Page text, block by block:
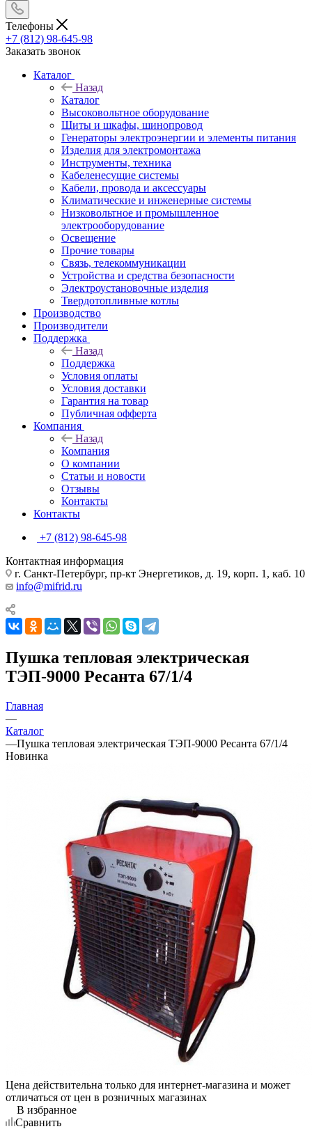
Телефоны
+7 (812) 98-645-98
Заказать звонок
Каталог
Назад
Каталог
Высоковольтное оборудование
Щиты и шкафы, шинопровод
Генераторы электроэнергии и элементы питания
Изделия для электромонтажа
Инструменты, техника
Кабеленесущие системы
Кабели, провода и аксессуары
Климатические и инженерные системы
Низковольтное и промышленное
электрооборудование
Освещение
Прочие товары
Связь, телекоммуникации
Устройства и средства безопасности
Электроустановочные изделия
Твердотопливные котлы
Производство
Производители
Поддержка
Назад
Поддержка
Условия оплаты
Условия доставки
Гарантия на товар
Публичная офферта
Компания
Назад
Компания
О компании
Статьи и новости
Отзывы
Контакты
Контакты
+7 (812) 98-645-98
Контактная информация
г. Санкт-Петербург, пр-кт Энергетиков, д. 19, корп. 1, каб. 10
info@mifrid.ru
Пушка тепловая электрическая
ТЭП-9000 Ресанта 67/1/4
Главная
—
Каталог
—Пушка тепловая электрическая ТЭП-9000 Ресанта 67/1/4
Новинка
Цена действительна только для интернет-магазина и может
отличаться от цен в розничных магазинах
В избранное
Сравнить